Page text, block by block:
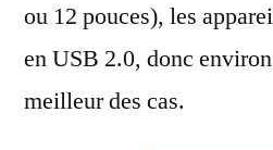
ou 12 pouces), les
en USB 2.0, donc
meilleur des cas.